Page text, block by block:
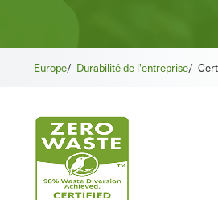
Europe/ Durabilité de l'entreprise/